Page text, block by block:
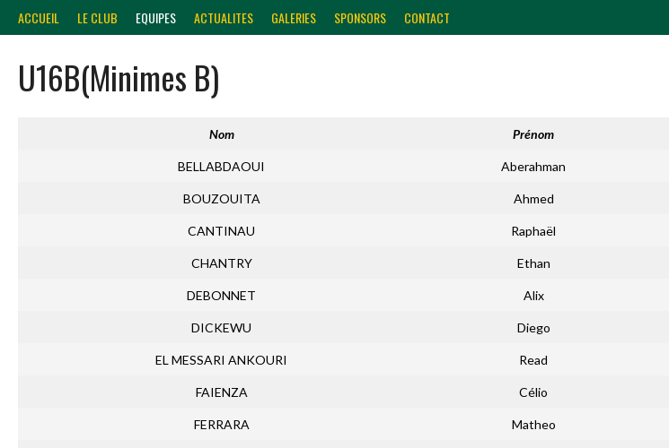
Aller
au
ACCUEIL LE CLUB EQUIPES ACTUALITES GALERIES SPONSORS CONTACT
U16B(Minimes B)
Nom Prénom
BELLABDAOUI Aberahman
BOUZOUITA Ahmed
CANTINAU Raphaël
CHANTRY Ethan
DEBONNET Alix
DICKEWU Diego
EL MESSARI ANKOURI Read
FAIENZA Célio
FERRARA Matheo